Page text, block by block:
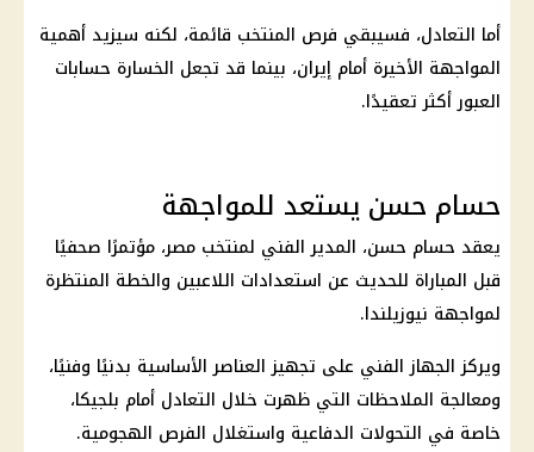
أما التعادل، فسيبقي فرص المنتخب قائمة، لكنه سيزيد أهمية
المواجهة الأخيرة أمام إيران، بينما قد تجعل الخسارة حسابات
العبور أكثر تعقيدًا.
حسام حسن يستعد للمواجهة
يعقد حسام حسن، المدير الفني لمنتخب مصر، مؤتمرًا صحفيًا
قبل المباراة للحديث عن استعدادات اللاعبين والخطة المنتظرة
لمواجهة نيوزيلندا.
ويركز الجهاز الفني على تجهيز العناصر الأساسية بدنيًا وفنيًا،
ومعالجة الملاحظات التي ظهرت خلال التعادل أمام بلجيكا،
خاصة في التحولات الدفاعية واستغلال الفرص الهجومية.